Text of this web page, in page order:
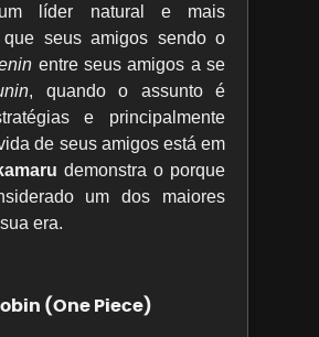
líder natural e mais
que seus amigos sendo o
entre seus amigos a se
, quando o assunto é
e principalmente
de seus amigos está em
demonstra o porque
um dos maiores
era.
(One Piece)